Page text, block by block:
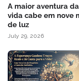
A maior aventura
vida cabe em nove
de luz
July 29, 2026